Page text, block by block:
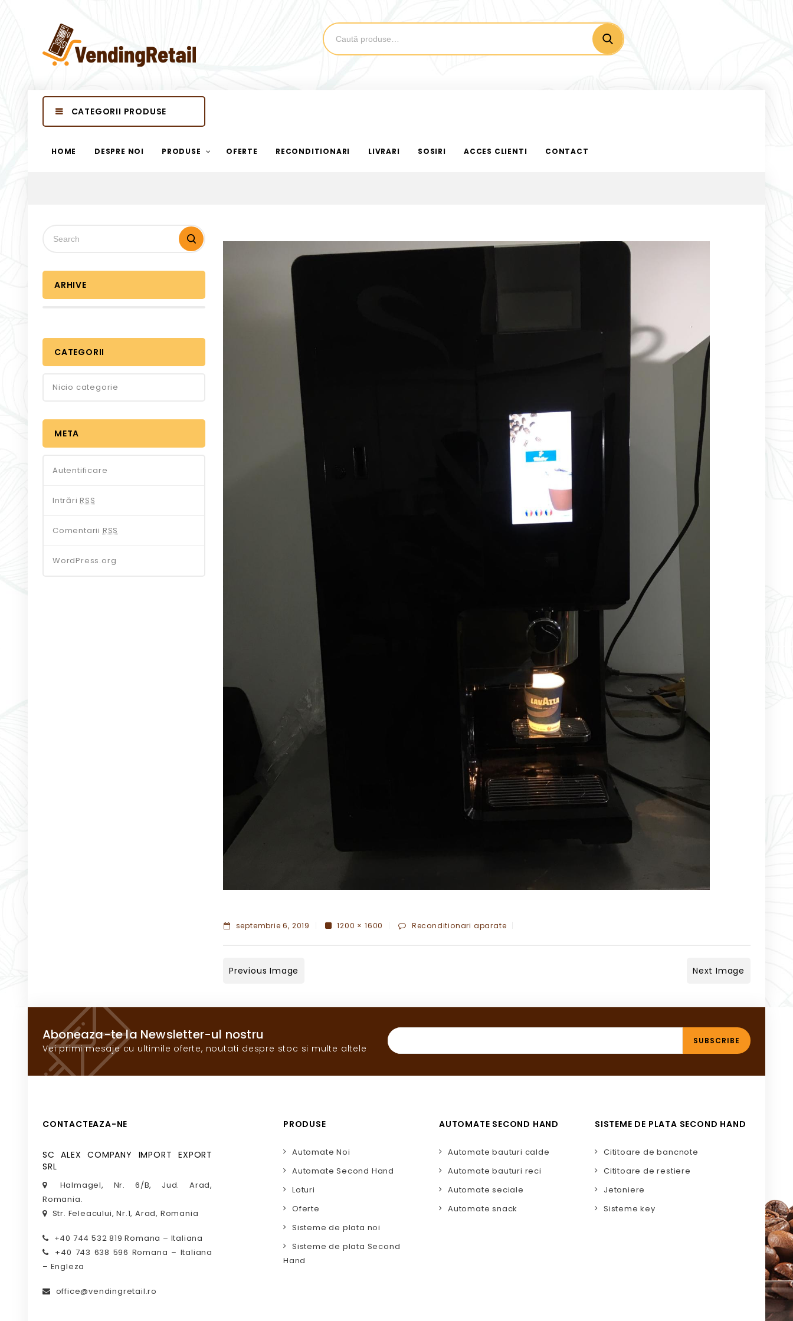
CATEGORII PRODUSE
HOME DESPRE NOI PRODUSE OFERTE RECONDITIONARI LIVRARI SOSIRI ACCES CLIENTI CONTACT
septembrie 6, 2019 1200 × 1600 Reconditionari aparate
Previous Image Next Image
ARHIVE
CATEGORII
Nicio categorie
META
Autentificare
Intrări RSS
Comentarii RSS
WordPress.org
Aboneaza-te la Newsletter-ul nostru
Vei primi mesaje cu ultimile oferte, noutati despre stoc si multe altele
CONTACTEAZA-NE
SC ALEX COMPANY IMPORT EXPORT
SRL
Halmagel, Nr. 6/B, Jud. Arad,
Romania.
Str. Feleacului, Nr.1, Arad, Romania
+40 744 532 819 Romana – Italiana
+40 743 638 596 Romana – Italiana
– Engleza
office@vendingretail.ro
PRODUSE
Automate Noi
Automate Second Hand
Loturi
Oferte
Sisteme de plata noi
Sisteme de plata Second
Hand
AUTOMATE SECOND HAND
Automate bauturi calde
Automate bauturi reci
Automate seciale
Automate snack
SISTEME DE PLATA SECOND HAND
Cititoare de bancnote
Cititoare de restiere
Jetoniere
Sisteme key